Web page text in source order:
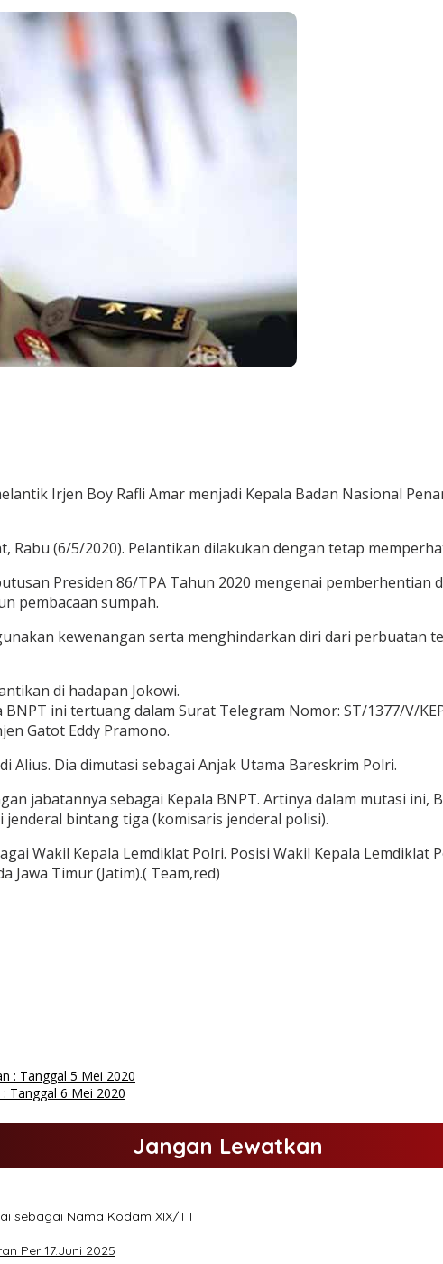
Irjen Boy Rafli Amar menjadi Kepala Badan Nasional
Rabu (6/5/2020). Pelantikan dilakukan dengan tetap
Presiden 86/TPA Tahun 2020 mengenai
pembacaan sumpah.
kewenangan serta menghindarkan diri dari perbuatan
di hadapan Jokowi.
ini tertuang dalam Surat Telegram Nomor: ST/1377/V/
Gatot Eddy Pramono.
Alius. Dia dimutasi sebagai Anjak Utama Bareskrim Polri.
jabatannya sebagai Kepala BNPT. Artinya dalam mutasi
bintang tiga (komisaris jenderal polisi).
Wakil Kepala Lemdiklat Polri. Posisi Wakil Kepala
Jawa Timur (Jatim).( Team,red)
: Tanggal 5 Mei 2020
Tanggal 6 Mei 2020
Jangan Lewatkan
sebagai Nama Kodam XIX/TT
Per 17.Juni 2025